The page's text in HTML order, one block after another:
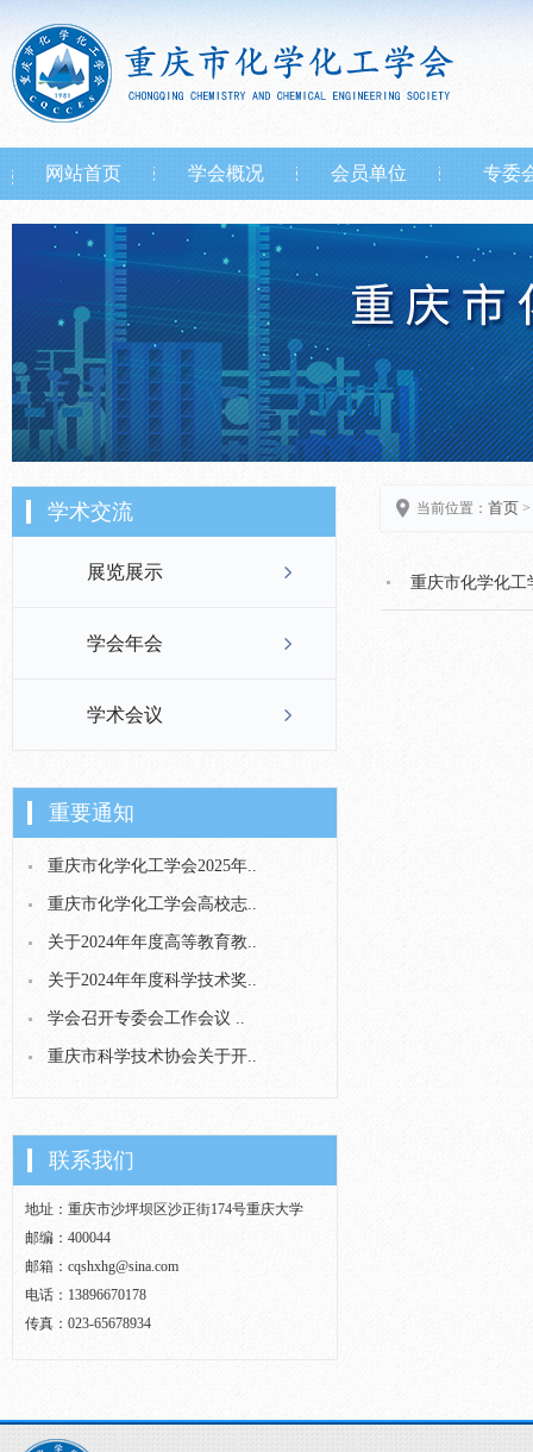
网站首页 学会概况 会员单位 专委
学术交流
展览展示
学会年会
学术会议
重要通知
重庆市化学化工学会2025年..
重庆市化学化工学会高校志..
关于2024年年度高等教育教..
关于2024年年度科学技术奖..
学会召开专委会工作会议 ..
重庆市科学技术协会关于开..
联系我们
地址：重庆市沙坪坝区沙正街174号重庆大学
邮编：400044
邮箱：cqshxhg@sina.com
电话：13896670178
传真：023-65678934
当前位置： 首页 >
重庆市化学化工